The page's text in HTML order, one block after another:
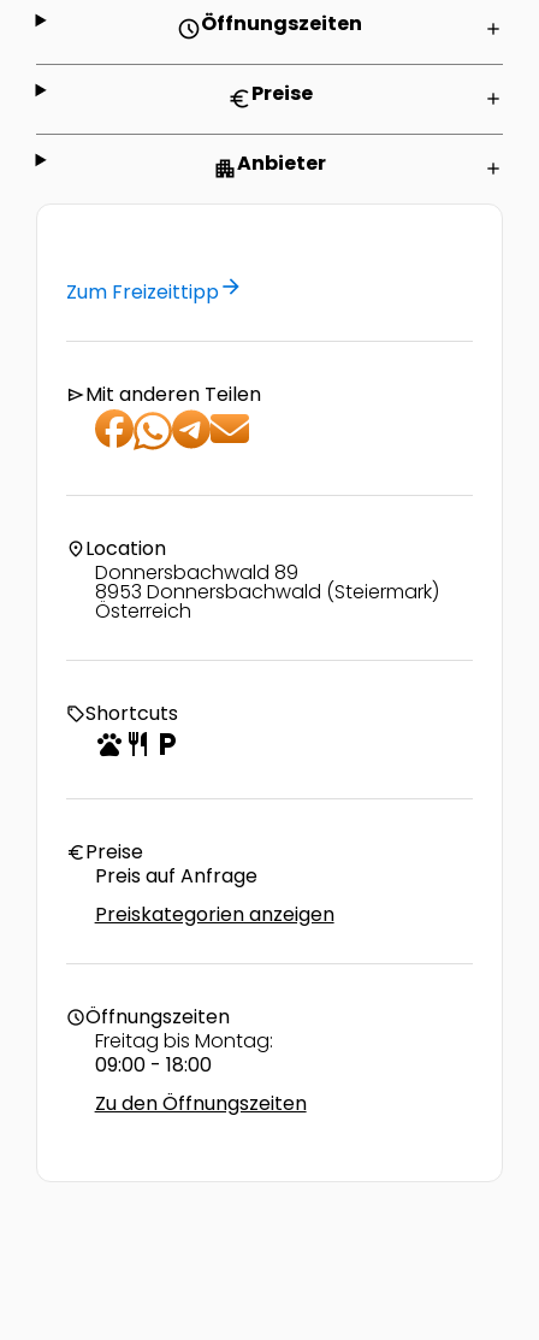
scheduleÖffnungszeiten add
euroPreise add
apartmentAnbieter add
Zum Freizeittipparrow_forward
sendMit anderen Teilen
location_onLocation
Donnersbachwald 89
8953 Donnersbachwald (Steiermark)
Österreich
local_offerShortcuts
pets restaurant local_parking
euroPreise
Preis auf Anfrage
Preiskategorien anzeigen
scheduleÖffnungszeiten
Freitag bis Montag:
09:00 - 18:00
Zu den Öffnungszeiten